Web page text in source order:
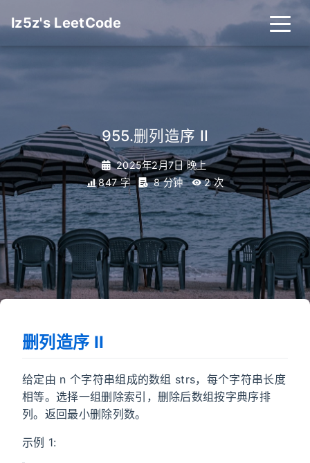
lz5z's LeetCode
955.删列造序 II
2025年2月7日 晚上
847 字
8 分钟 2次
删列造序 II
给定由 n 个字符串组成的数组 strs，每个字符串长度
相等。选择一组删除索引，删除后数组按字典序排
列。返回最小删除列数。
示例 1: